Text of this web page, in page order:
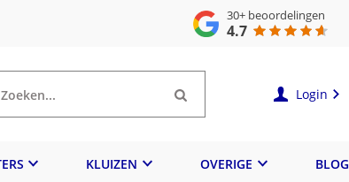
30+ beoordelingen
4.7
Zoeken... Login
KLUIZEN OVERIGE BLOG